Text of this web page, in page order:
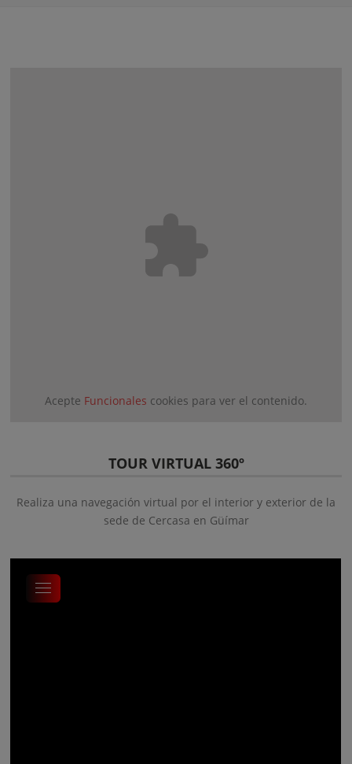
Acepte Funcionales cookies para ver el contenido.
TOUR VIRTUAL 360º
Realiza una navegación virtual por el interior y exterior de la
sede de Cercasa en Güímar